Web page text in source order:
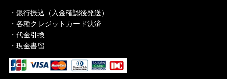
・銀行振込（入金確認後発送）
・各種クレジットカード決済
・代金引換
・現金書留